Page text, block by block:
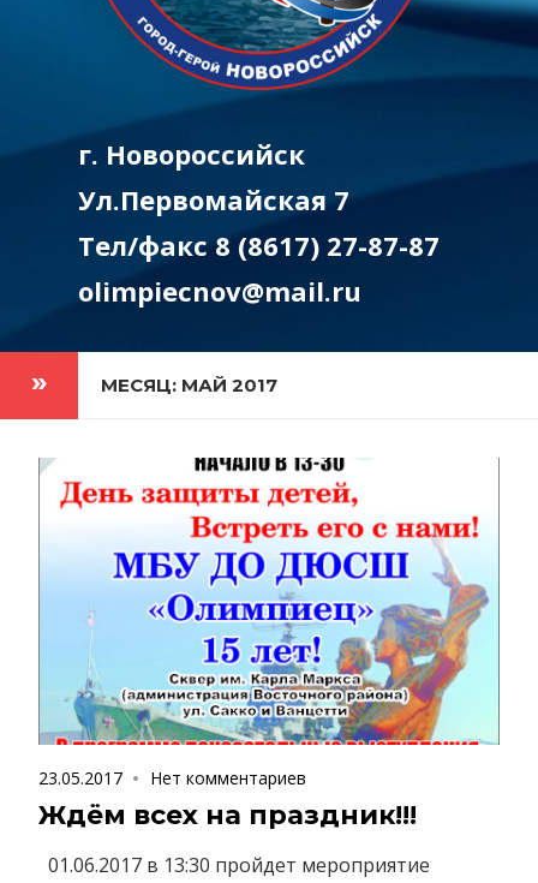
г. Новороссийск
Ул.Первомайская 7
Тел/факс 8 (8617) 27-87-87
olimpiecnov@mail.ru
МЕСЯЦ: МАЙ 2017
23.05.2017 Нет комментариев
Ждём всех на праздник!!!
01.06.2017 в 13:30 пройдет мероприятие